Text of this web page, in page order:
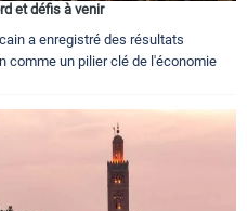
et défis à venir
a enregistré des résultats
comme un pilier clé de l'économie